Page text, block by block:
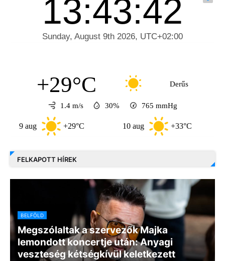
+29°C Derűs
1.4 m/s 30% 765 mmHg
+29°C +33°C
FELKAPOTT HÍREK
BELFÖLD
Megszólaltak a szervezők Majka
lemondott koncertje után: Anyagi
veszteség kétségkívül keletkezett